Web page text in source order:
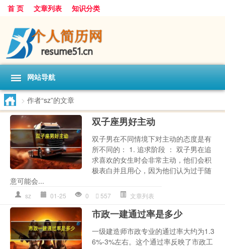
首 页 文章列表 知识分类
网站导航
> 作者“sz”的文章
双子座男好主动
双子男在不同情境下对主动的态度是有
所不同的： 1. 追求阶段 ： 双子男在追
求喜欢的女生时会非常主动，他们会积
极表白并且用心，因为他们认为过于随
意可能会...
sz 01-25 0 557 文章列表
市政一建通过率是多少
一级建造师市政专业的通过率大约为1.3
6%-3%左右。这个通过率反映了市政工